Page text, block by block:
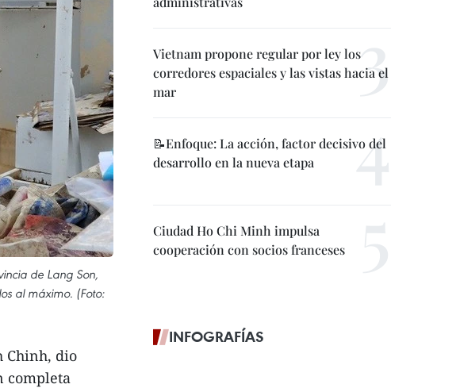
de Lang Son,
al máximo. (Foto:
Chinh, dio
completa
Vietnam propone regular por ley los
corredores espaciales y las vistas hacia el
mar
📝Enfoque: La acción, factor decisivo del
desarrollo en la nueva etapa
Ciudad Ho Chi Minh impulsa
cooperación con socios franceses
INFOGRAFÍAS